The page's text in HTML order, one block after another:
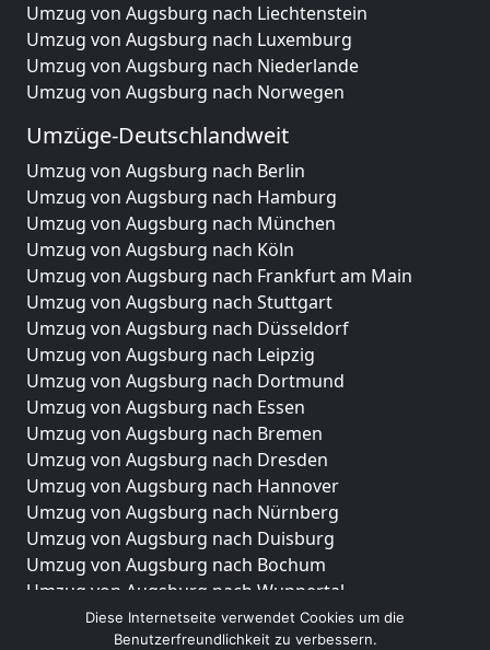
Umzug von Augsburg nach Liechtenstein
Umzug von Augsburg nach Luxemburg
Umzug von Augsburg nach Niederlande
Umzug von Augsburg nach Norwegen
Umzüge-Deutschlandweit
Umzug von Augsburg nach Berlin
Umzug von Augsburg nach Hamburg
Umzug von Augsburg nach München
Umzug von Augsburg nach Köln
Umzug von Augsburg nach Frankfurt am Main
Umzug von Augsburg nach Stuttgart
Umzug von Augsburg nach Düsseldorf
Umzug von Augsburg nach Leipzig
Umzug von Augsburg nach Dortmund
Umzug von Augsburg nach Essen
Umzug von Augsburg nach Bremen
Umzug von Augsburg nach Dresden
Umzug von Augsburg nach Hannover
Umzug von Augsburg nach Nürnberg
Umzug von Augsburg nach Duisburg
Umzug von Augsburg nach Bochum
Umzug von Augsburg nach Wuppertal
Umzug von Augsburg nach Bielefeld
Umzug von Augsburg nach Bonn
Diese Internetseite verwendet Cookies um die
Benutzerfreundlichkeit zu verbessern.